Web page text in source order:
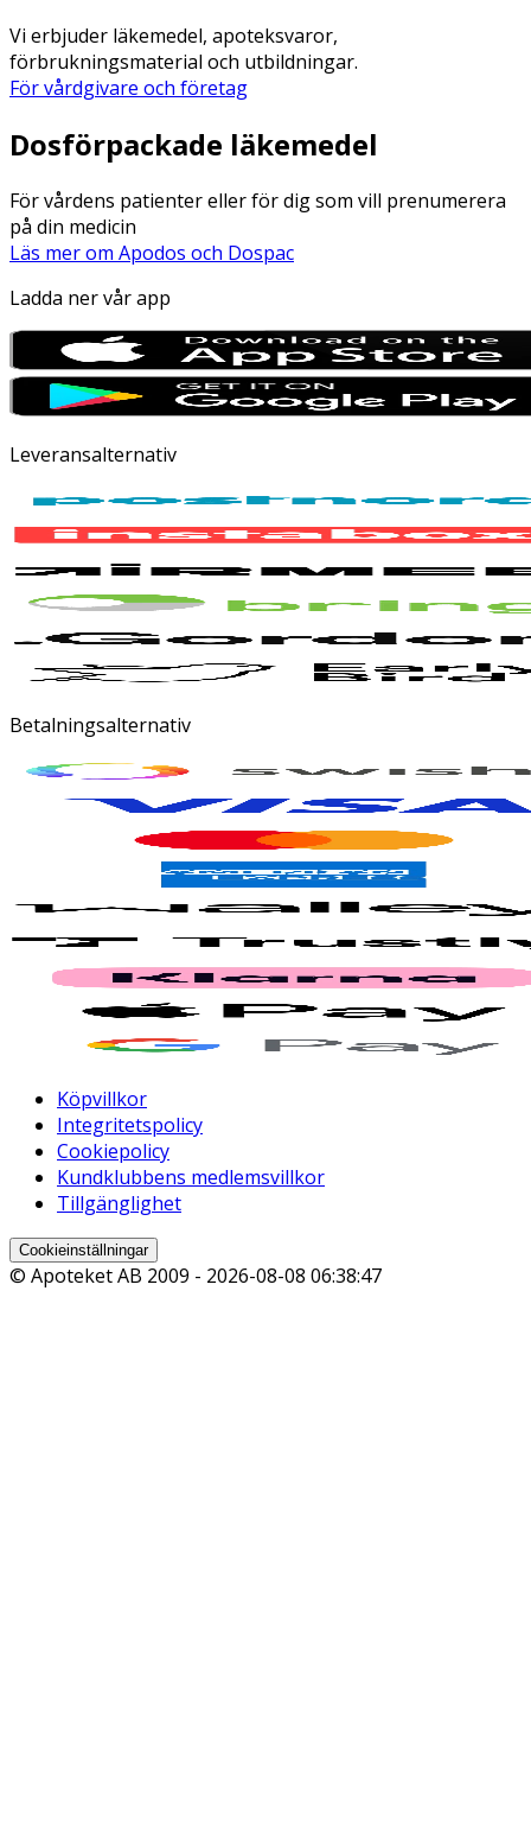
Vi erbjuder läkemedel, apoteksvaror,
förbrukningsmaterial och utbildningar.
För vårdgivare och företag
Dosförpackade läkemedel
För vårdens patienter eller för dig som vill prenumerera
på din medicin
Läs mer om Apodos och Dospac
Ladda ner vår app
Leveransalternativ
Betalningsalternativ
Köpvillkor
Integritetspolicy
Cookiepolicy
Kundklubbens medlemsvillkor
Tillgänglighet
Cookieinställningar
© Apoteket AB 2009 - 2026-08-08 06:38:47